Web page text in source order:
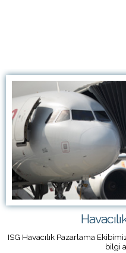
ISG Havacılık Pazarlama
bilgi